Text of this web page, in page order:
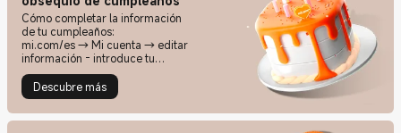
Cómo completar la información
de tu cumpleaños:
mi.com/es → Mi cuenta → editar
información - introduce tu
cumpleaños
Descubre más